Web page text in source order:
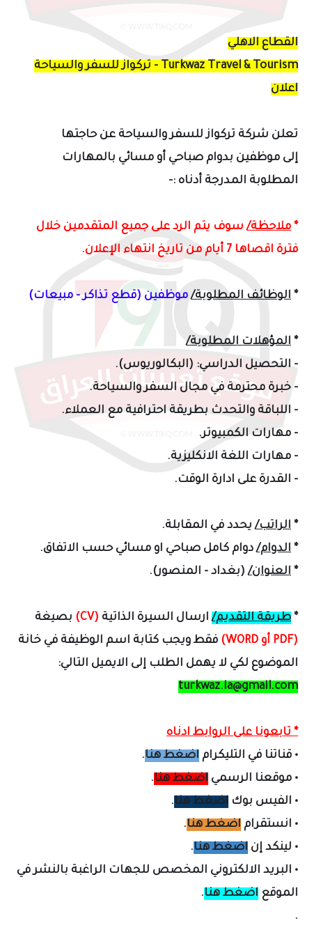
القطاع الاهلي
Turkwaz Travel & Tourism - تركواز للسفر والسياحة
اعلان
تعلن شركة تركواز للسفر والسياحة عن حاجتها
إلى موظفين بدوام صباحي أو مسائي بالمهارات
المطلوبة المدرجة أدناه :-
* ملاحظة/ سوف يتم الرد على جميع المتقدمين خلال
فترة اقصاها 7 أيام من تاريخ انتهاء الإعلان.
* الوظائف المطلوبة/ موظفين (قطع تذاكر - مبيعات)
* المؤهلات المطلوبة/
- التحصيل الدراسي: (البكالوريوس).
- خبرة محترمة في مجال السفر والسياحة.
- اللباقة والتحدث بطريقة احترافية مع العملاء.
- مهارات الكمبيوتر.
- مهارات اللغة الانكليزية.
- القدرة على ادارة الوقت.
* الراتب/يحدد في المقابلة.
* الدوام/ دوام كامل صباحي او مسائي حسب الاتفاق.
* العنوان/(بغداد - المنصور).
* طريقة التقديم/ارسال السيرة الذاتية (CV)
بصيغة
(PDF أو WORD)
فقط ويجب كتابة اسم الوظيفة في خانة
الموضوع لكي لا يهمل الطلب إلى الايميل التالي:
turkwaz.ia@gmail.com
* تابعونا على الروابط ادناه
• قناتنا في التليكرام اضغط هنا.
• موقعنا الرسمي اضغط هنا.
• الفيس بوك اضغط هنا.
• انستقرام اضغط هنا.
• لينكد إن اضغط هنا.
• البريد الالكتروني المخصص للجهات الراغبة بالنشر في
الموقع اضغط هنا.
.